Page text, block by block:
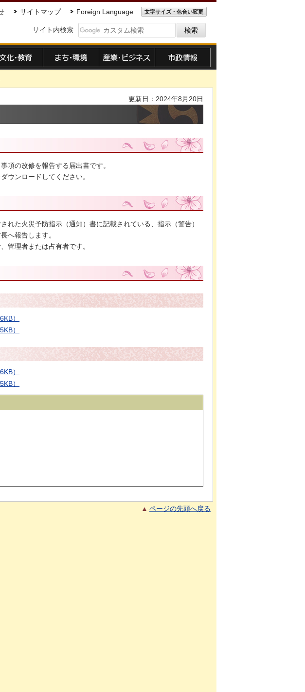
サイトマップ Foreign Language 文字サイズ・色合い変更
サイト内検索
更新日：2024年8月20日
項の改修を報告する届出書です。
ウンロードしてください。
れた火災予防指示（通知）書に記載されている、指示（警告）
へ報告します。
管理者または占有者です。
）
）
）
）
ページの先頭へ戻る